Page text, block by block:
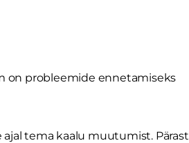
on probleemide ennetamiseks
ajal tema kaalu muutumist. Pärast